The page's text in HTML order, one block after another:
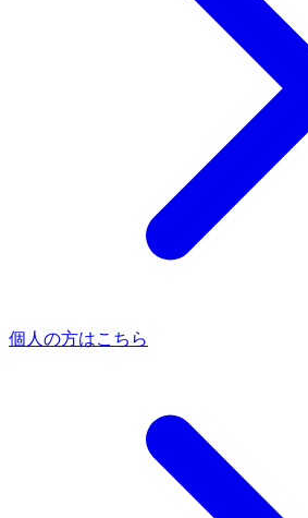
個人の方はこちら